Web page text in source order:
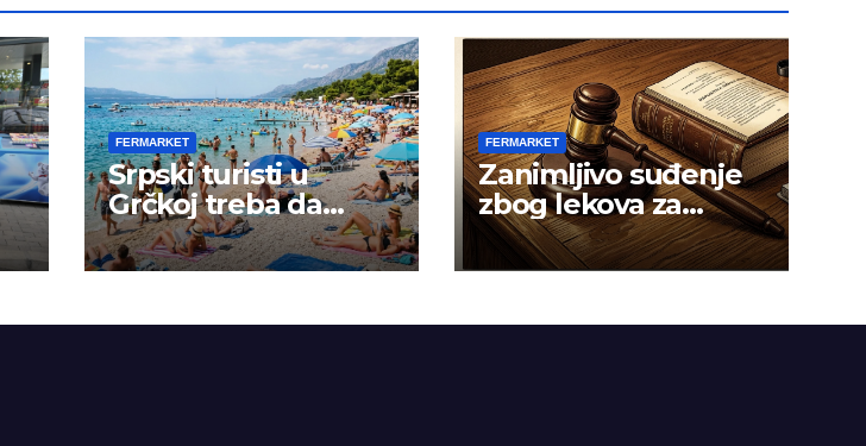
FERMARKET
Srpski turisti u
Grčkoj treba da
budu na oprezu
FERMARKET
Zanimljivo suđenje
zbog lekova za
gojaznost